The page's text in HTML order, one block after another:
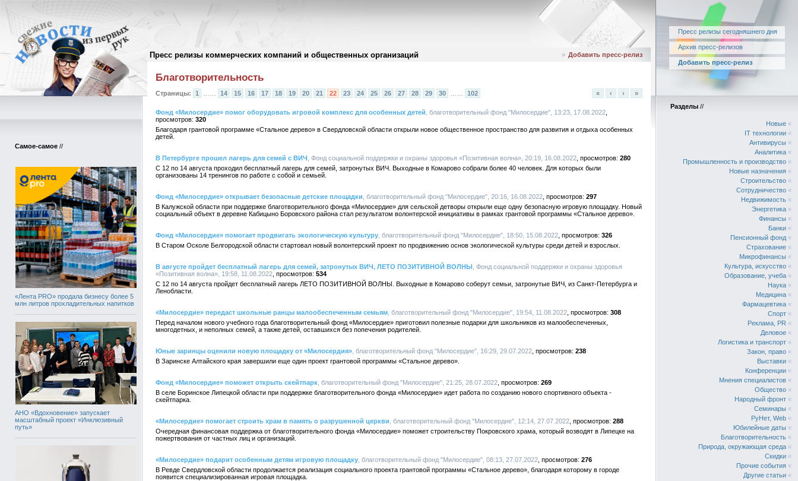
Пресс релизы коммерческих компаний и общественных организаций
Пресс релизы сегодняшнего дня
Архив пресс-релизов
Добавить пресс-релиз
Самое-самое //
«Лента PRO» продала бизнесу более 5
млн литров прохладительных напитков
АНО «Вдохновение» запускает
масштабный проект «Инклюзивный
путь»
Архив пресс-релизов// » Добавить пресс-релиз
Благотворительность
Страницы: 1 14 15 16 17 18 19 20 21 22 23 24 25 26 27 28 29 30 102 « ‹ › »
Фонд «Милосердие» помог оборудовать игровой комплекс для особенных детей , благотворительный фонд "Милосердие", 13:23, 17.08.2022
320
Благодаря грантовой программе «Стальное дерево» в Свердловской области открыли новое общественное пространство для развития и отдыха особенных
детей.
В Петербурге прошел лагерь для семей с ВИЧ , Фонд социальной поддержки и охраны здоровья «Позитивная волна», 20:19, 16.08.2022
280
С 12 по 14 августа проходил бесплатный лагерь для семей, затронутых ВИЧ. Выходные в Комарово собрали более 40 человек. Для которых были
организованы 14 тренингов по работе с собой и семьей.
Фонд «Милосердие» открывает безопасные детские площадки , благотворительный фонд "Милосердие", 20:16, 16.08.2022
297
В Калужской области при поддержке благотворительного фонда «Милосердие» для сельской детворы открыли еще одну безопасную игровую площадку. Новый
социальный объект в деревне Кабицыно Боровского района стал результатом волонтерской инициативы в рамках грантовой программы «Стальное дерево».
Фонд «Милосердие» помогает продвигать экологическую культуру , благотворительный фонд "Милосердие", 18:50, 15.08.2022
326
В Старом Осколе Белгородской области стартовал новый волонтерский проект по продвижению основ экологической культуры среди детей и взрослых.
В августе пройдет бесплатный лагерь для семей, затронутых ВИЧ, ЛЕТО ПОЗИТИВНОЙ ВОЛНЫ , Фонд социальной поддержки и охраны здоровья
«Позитивная волна», 19:58, 11.08.2022
534
С 12 по 14 августа пройдет бесплатный лагерь ЛЕТО ПОЗИТИВНОЙ ВОЛНЫ. Выходные в Комарово соберут семьи, затронутые ВИЧ, из Санкт-Петербурга и
Ленобласти.
«Милосердие» передаст школьные ранцы малообеспеченным семьям , благотворительный фонд "Милосердие", 19:54, 11.08.2022
308
Перед началом нового учебного года благотворительный фонд «Милосердие» приготовил полезные подарки для школьников из малообеспеченных,
многодетных, и неполных семей, а также детей, оставшихся без попечения родителей.
Юные заринцы оценили новую площадку от «Милосердия» , благотворительный фонд "Милосердие", 16:29, 29.07.2022
238
В Заринске Алтайского края завершили еще один проект грантовой программы «Стальное дерево».
Фонд «Милосердие» поможет открыть скейтпарк , благотворительный фонд "Милосердие", 21:25, 28.07.2022
269
В cеле Боринское Липецкой области при поддержке благотворительного фонда «Милосердие» идет работа по созданию нового спортивного объекта -
скейтпарка.
«Милосердие» помогает строить храм в память о разрушенной церкви , благотворительный фонд "Милосердие", 12:14, 27.07.2022
288
Очередная финансовая поддержка от благотворительного фонда «Милосердие» поможет строительству Покровского храма, который возводят в Липецке на
пожертвования от частных лиц и организаций.
«Милосердие» подарит особенным детям игровую площадку , благотворительный фонд "Милосердие", 08:13, 27.07.2022
276
В Ревде Свердловской области продолжается реализация социального проекта грантовой программы «Стальное дерево», благодаря которому в городе
появится специализированная игровая площадка.
Разделы //
Новые «
IT технологии «
Антивирусы «
Аналитика «
Промышленность и производство «
Новые назначения «
Строительство «
Сотрудничество «
Недвижимость «
Энергетика «
Финансы «
Банки «
Пенсионный фонд «
Страхование «
Микрофинансы «
Культура, искусство «
Образование, учеба «
Наука «
Медицина «
Фармацевтика «
Спорт «
Реклама, PR «
Деловое «
Логистика и транспорт «
Закон, право «
Выставки «
Конференции «
Мнения специалистов «
Общество «
Народный фронт «
Семинары «
РуНет, Web «
Юбилейные даты «
Благотворительность «
Природа, окружающая среда «
Скидки «
Прочие события «
Другие статьи «